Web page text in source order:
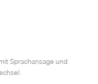
Sprachansage und